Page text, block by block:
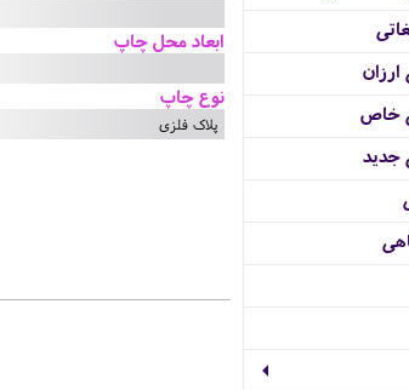
ارزان
خاص
جدید
ابعاد محل چاپ
نوع چاپ
پلاک فلزی